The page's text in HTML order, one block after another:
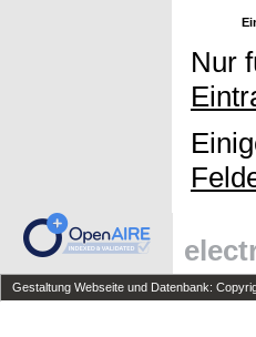
Nur
Gestaltung Webseite und Datenbank: